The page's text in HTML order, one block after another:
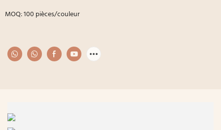
MOQ: 100 pièces/couleur